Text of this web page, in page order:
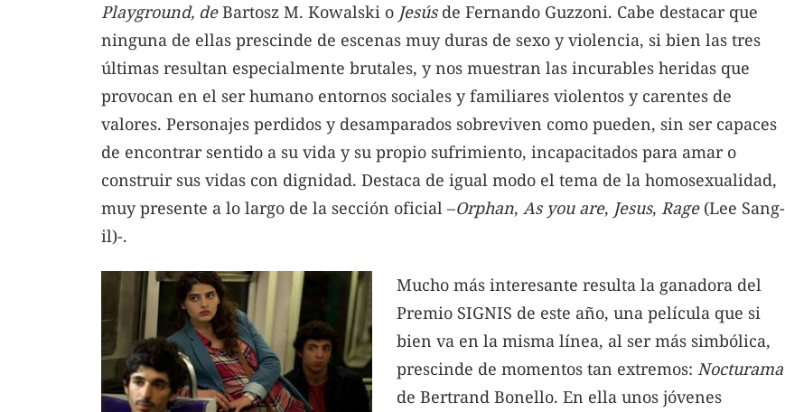
Playground, deBartosz M. Kowalski o Jesúsde Fernando Guzzoni. Cabe destacar que
ninguna de ellas prescinde de escenas muy duras de sexo y violencia, si bien las tres
últimas resultan especialmente brutales, y nos muestran las incurables heridas que
provocan en el ser humano entornos sociales y familiares violentos y carentes de
valores. Personajes perdidos y desamparados sobreviven como pueden, sin ser capaces
de encontrar sentido a su vida y su propio sufrimiento, incapacitados para amar o
construir sus vidas con dignidad. Destaca de igual modo el tema de la homosexualidad,
muy presente a lo largo de la sección oficial –Orphan, As you are, Jesus, Rage(Lee Sang-
il)-.
Mucho más interesante resulta la ganadora del
Premio SIGNIS de este año, una película que si
bien va en la misma línea, al ser más simbólica,
prescinde de momentos tan extremos: Nocturama
de Bertrand Bonello. En ella unos jóvenes